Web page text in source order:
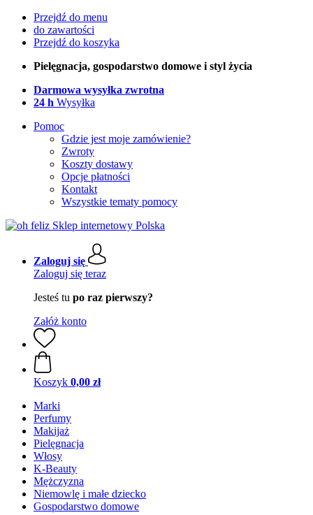
Przejdź do menu
do zawartości
Przejdź do koszyka
Pielęgnacja, gospodarstwo domowe i styl życia
Darmowa wysyłka zwrotna
24 h Wysyłka
Pomoc
Gdzie jest moje zamówienie?
Zwroty
Koszty dostawy
Opcje płatności
Kontakt
Wszystkie tematy pomocy
Zaloguj się
Zaloguj się teraz
Jesteś tu po raz pierwszy?
Załóż konto
Koszyk 0,00 zł
Marki
Perfumy
Makijaż
Pielęgnacja
Włosy
K-Beauty
Mężczyzna
Niemowlę i małe dziecko
Gospodarstwo domowe